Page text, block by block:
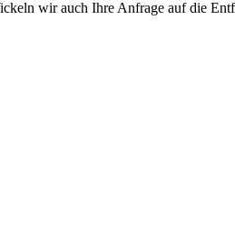
wir auch Ihre Anfrage auf die